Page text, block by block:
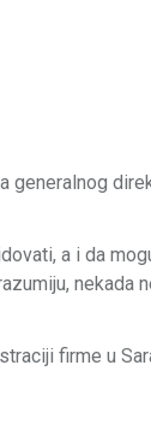
a i da
nekada
firme u